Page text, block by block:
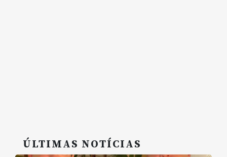
ÚLTIMAS NOTÍCIAS